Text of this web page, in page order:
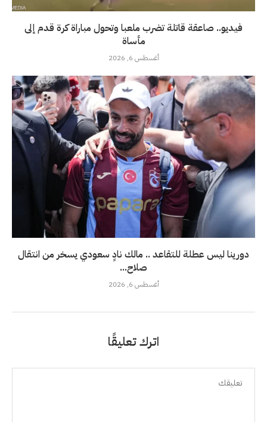
فيديو.. صاعقة قاتلة تضرب ملعبا وتحول مباراة كرة قدم إلى
مأساة
أغسطس 6, 2026
دورينا ليس عطلة للتقاعد .. مالك نادٍ سعودي يسخر من انتقال
صلاح...
أغسطس 6, 2026
اترك تعليقًا